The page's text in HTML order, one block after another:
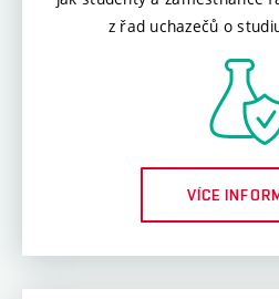
z řad uchazečů o
VÍCE